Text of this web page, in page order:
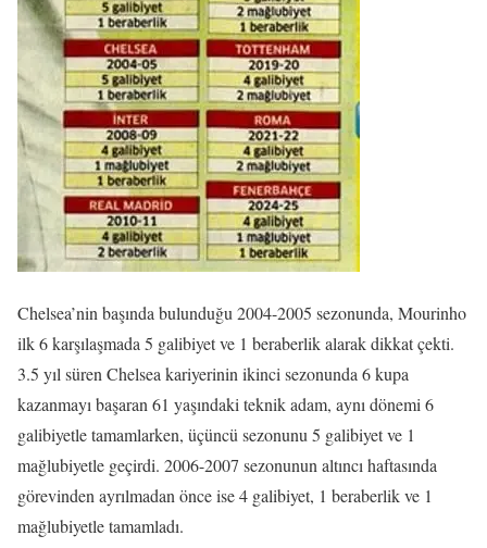
Chelsea’nin başında bulunduğu 2004-2005 sezonunda, Mourinho
ilk 6 karşılaşmada 5 galibiyet ve 1 beraberlik alarak dikkat çekti.
3.5 yıl süren Chelsea kariyerinin ikinci sezonunda 6 kupa
kazanmayı başaran 61 yaşındaki teknik adam, aynı dönemi 6
galibiyetle tamamlarken, üçüncü sezonunu 5 galibiyet ve 1
mağlubiyetle geçirdi. 2006-2007 sezonunun altıncı haftasında
görevinden ayrılmadan önce ise 4 galibiyet, 1 beraberlik ve 1
mağlubiyetle tamamladı.